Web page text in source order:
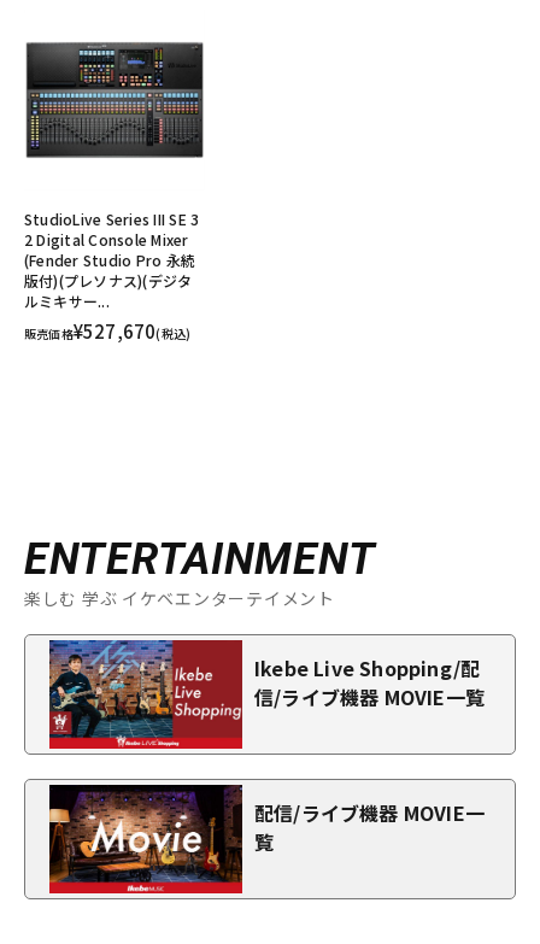
StudioLive Series III SE 3
2 Digital Console Mixer
(Fender Studio Pro 永続
版付)(プレソナス)(デジタ
ルミキサー...
販売価格¥527,670(税込)
ENTERTAINMENT
楽しむ 学ぶ イケベエンターテイメント
Ikebe Live Shopping/配
信/ライブ機器 MOVIE一覧
配信/ライブ機器 MOVIE一
覧